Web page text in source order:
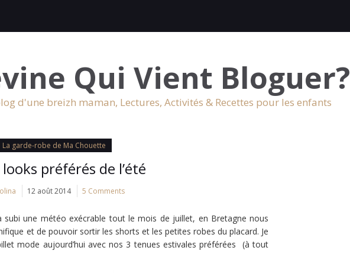
Qui Vient Bloguer?
d'une breizh maman, Lectures, Activités & Recettes pour les enfants
La garde-robe de Ma Chouette
préférés de l’été
12 août 2014 5 Comments
subi une météo exécrable tout le mois de juillet, en Bretagne nous
et de pouvoir sortir les shorts et les petites robes du placard. Je
mode aujourd’hui avec nos 3 tenues estivales préférées (à tout